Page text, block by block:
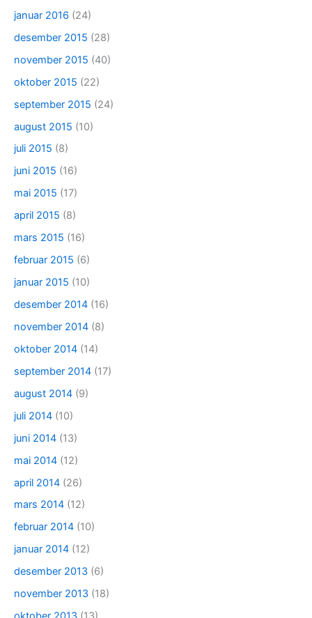
januar 2016 (24)
desember 2015 (28)
november 2015 (40)
oktober 2015 (22)
september 2015 (24)
august 2015 (10)
juli 2015 (8)
juni 2015 (16)
mai 2015 (17)
april 2015 (8)
mars 2015 (16)
februar 2015 (6)
januar 2015 (10)
desember 2014 (16)
november 2014 (8)
oktober 2014 (14)
september 2014 (17)
august 2014 (9)
juli 2014 (10)
juni 2014 (13)
mai 2014 (12)
april 2014 (26)
mars 2014 (12)
februar 2014 (10)
januar 2014 (12)
desember 2013 (6)
november 2013 (18)